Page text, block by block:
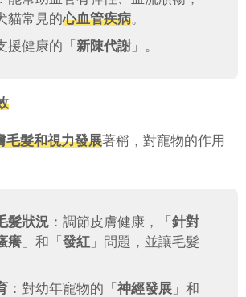
貓常見的心血管疾病。
援健康的「 新陳代謝」。
毛髮和視力發展著稱，對寵物的作用
髮狀況：調節皮膚健康，「 針對
癢」和「 發紅」問題，並讓毛髮
：對幼年寵物的「 神經發展」和